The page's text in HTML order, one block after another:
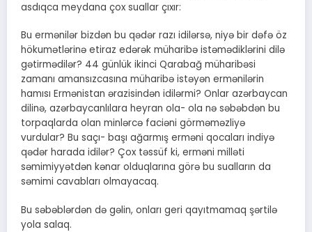
asdıqca meydana çox suallar çıxır:
Bu ermənilər bizdən bu qədər razı idilərsə, niyə bir dəfə öz
hökumətlərinə etiraz edərək müharibə istəmədiklərini dilə
gətirmədilər? 44 günlük ikinci Qarabağ müharibəsi
zamanı amansızcasına müharibə istəyən ermənilərin
hamısı Ermənistan ərazisindən idilərmi? Onlar azərbaycan
dilinə, azərbaycanlılara heyran ola- ola nə səbəbdən bu
torpaqlarda olan minlərcə faciəni görməməzliyə
vurdular? Bu saçı- başı ağarmış erməni qocaları indiyə
qədər harada idilər? Çox təssüf ki, erməni milləti
səmimiyyətdən kənar olduqlarına görə bu sualların da
səmimi cavabları olmayacaq.
Bu səbəblərdən də gəlin, onları geri qayıtmamaq şərtilə
yola salaq.